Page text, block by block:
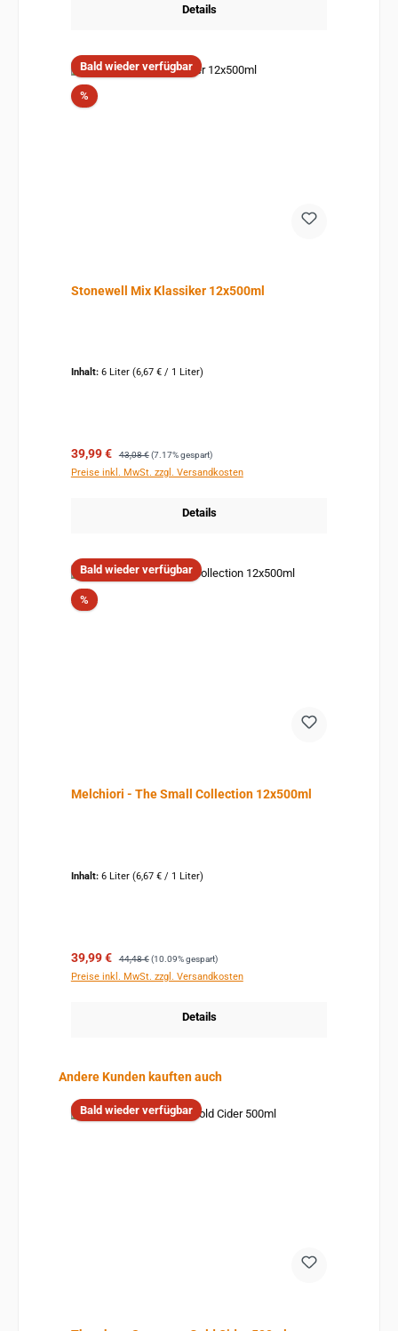
Details
Bald wieder verfügbar
%Rabatt
Stonewell Mix Klassiker 12x500ml
Inhalt: 6 Liter (6,67 € / 1 Liter)
Verkaufspreis:
39,99 € Regulärer Preis:
43,08 € (7.17% gespart)
Preise inkl. MwSt. zzgl. Versandkosten
Details
Bald wieder verfügbar
%Rabatt
Melchiori - The Small Collection 12x500ml
Inhalt: 6 Liter (6,67 € / 1 Liter)
Verkaufspreis:
39,99 € Regulärer Preis:
44,48 € (10.09% gespart)
Preise inkl. MwSt. zzgl. Versandkosten
Details
Produktgalerie überspringen
Andere Kunden kauften auch
Bald wieder verfügbar